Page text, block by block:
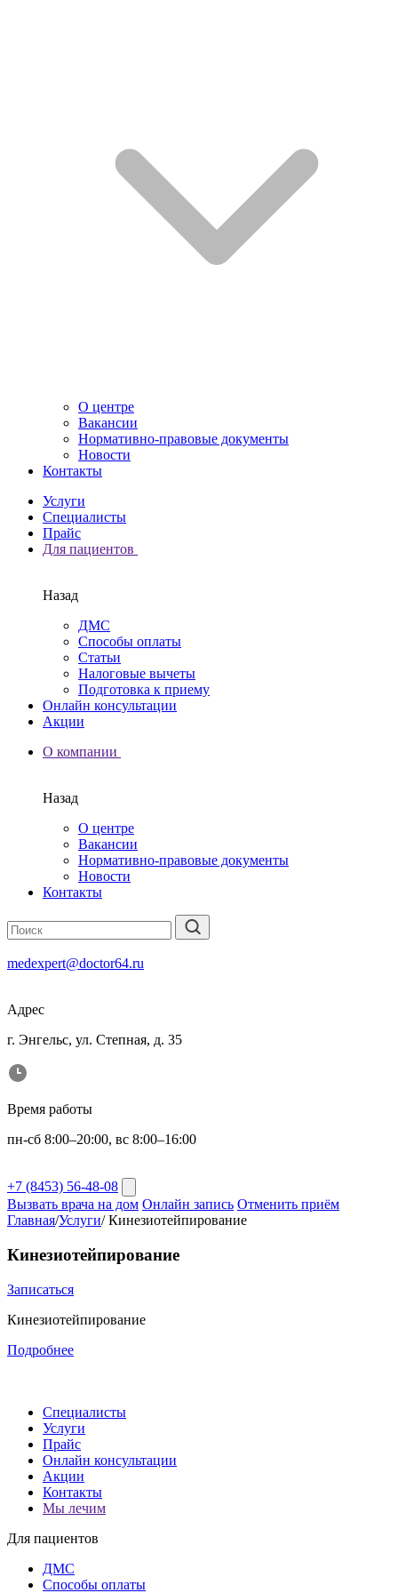
О центре
Вакансии
Нормативно-правовые документы
Новости
Контакты
Услуги
Специалисты
Прайс
Для пациентов
Назад
ДМС
Способы оплаты
Статьи
Налоговые вычеты
Подготовка к приему
Онлайн консультации
Акции
О компании
Назад
О центре
Вакансии
Нормативно-правовые документы
Новости
Контакты
medexpert@doctor64.ru
Адрес
г. Энгельс, ул. Степная, д. 35
Время работы
пн-сб 8:00–20:00, вс 8:00–16:00
+7 (8453) 56-48-08
Вызвать врача на дом Онлайн запись Отменить приём
Главная/Услуги/ Кинезиотейпирование
Кинезиотейпирование
Записаться
Кинезиотейпирование
Подробнее
Специалисты
Услуги
Прайс
Онлайн консультации
Акции
Контакты
Мы лечим
Для пациентов
ДМС
Способы оплаты